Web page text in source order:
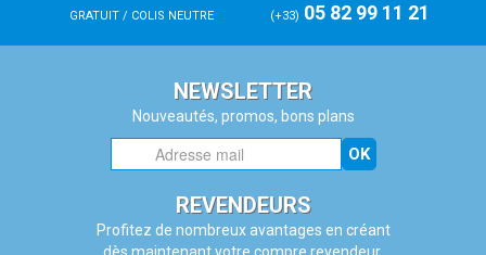
GRATUIT / COLIS NEUTRE (+33) 05 82 99 11 21
NEWSLETTER
Nouveautés, promos, bons plans
OK
REVENDEURS
Profitez de nombreux avantages en créant